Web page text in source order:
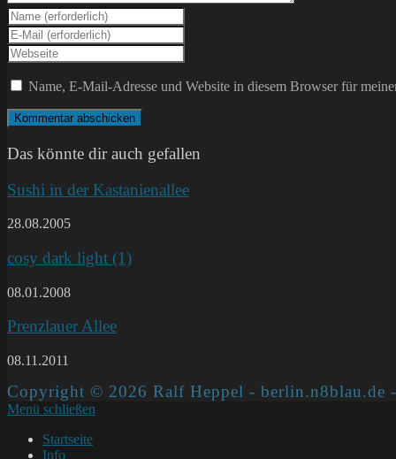
Gib
deinen
Namen
oder
Benutzernamen
zum
Kommentieren
ein
Gib
deine
E-
Mail-
Adresse
zum
Kommentieren
Gib
deine
Website-
ein
(optional)
Name, E-Mail-Adresse und Website in diesem Browser für
Das könnte dir auch gefallen
Sushi in der Kastanienallee
28.08.2005
cosy dark light (1)
08.01.2008
Prenzlauer Allee
08.11.2011
Copyright © 2026 Ralf Heppel - berlin.n8blau.de
Menü schließen
Startseite
Info